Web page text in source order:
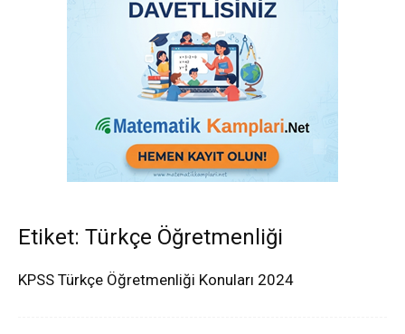
Etiket: Türkçe Öğretmenliği
KPSS Türkçe Öğretmenliği Konuları 2024